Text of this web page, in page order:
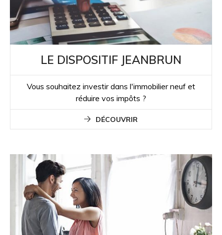
LE DISPOSITIF JEANBRUN
Vous souhaitez investir dans l'immobilier neuf et
réduire vos impôts ?
DÉCOUVRIR